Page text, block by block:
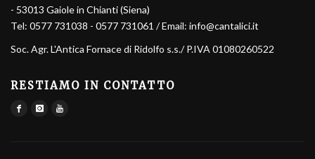
- 53013 Gaiole in Chianti (Siena)
Tel: 0577 731038 - 0577 731061 / Email: info@cantalici.it
Soc. Agr. L'Antica Fornace di Ridolfo s.s./ P.IVA 01080260522
RESTIAMO IN CONTATTO